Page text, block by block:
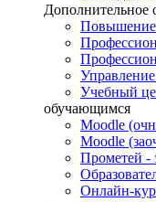
Дополнительное
Повышение
Учебный
обучающимся
Moodle
Moodle
Прометей -
Онлайн-